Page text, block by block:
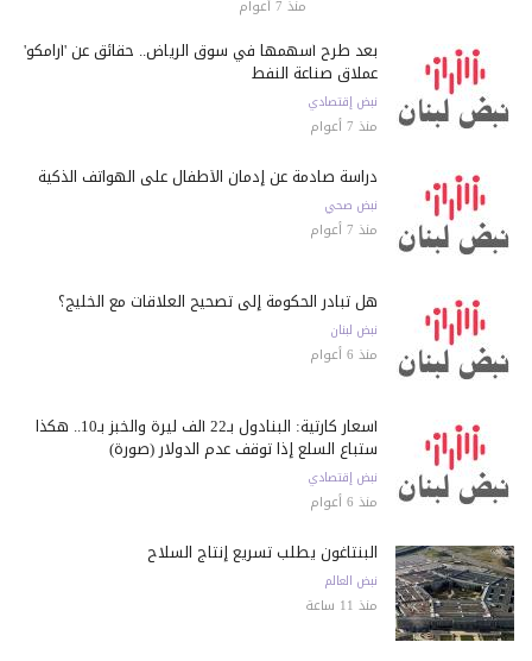
منذ 7 أعوام
بعد طرح أسهمها في سوق الرياض.. حقائق عن 'أرامكو'
عملاق صناعة النفط
نبض إقتصادي
منذ 7 أعوام
دراسة صادمة عن إدمان الأطفال على الهواتف الذكية
نبض صحي
منذ 7 أعوام
هل تبادر الحكومة إلى تصحيح العلاقات مع الخليج؟
نبض لبنان
منذ 6 أعوام
أسعار كارثية: البنادول بـ22 ألف ليرة والخبز بـ10.. هكذا
ستباع السلع إذا توقف عدم الدولار (صورة)
نبض إقتصادي
منذ 6 أعوام
البنتاغون يطلب تسريع إنتاج السلاح
نبض العالم
منذ 11 ساعة